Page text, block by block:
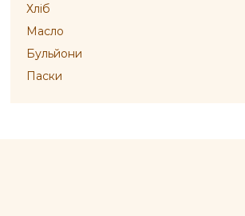
Хліб
Масло
Бульйони
Паски